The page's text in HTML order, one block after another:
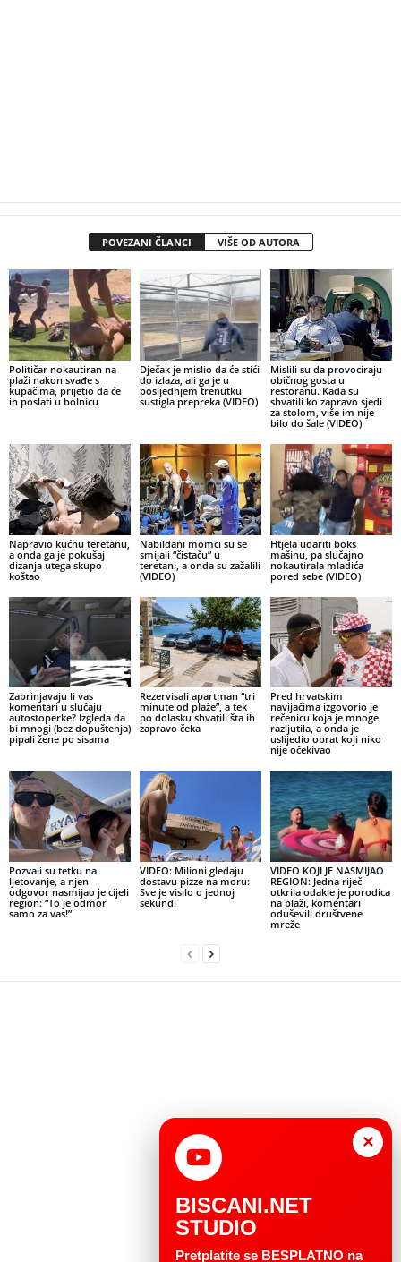
POVEZANI ČLANCI VIŠE OD AUTORA
Političar nokautiran na
plaži nakon svađe s
kupačima, prijetio da će
ih poslati u bolnicu
Dječak je mislio da će stići
do izlaza, ali ga je u
posljednjem trenutku
sustigla prepreka (VIDEO)
Mislili su da provociraju
običnog gosta u
restoranu. Kada su
shvatili ko zapravo sjedi
za stolom, više im nije
bilo do šale (VIDEO)
Napravio kućnu teretanu,
a onda ga je pokušaj
dizanja utega skupo
koštao
Nabildani momci su se
smijali “čistaču” u
teretani, a onda su zažalili
(VIDEO)
Htjela udariti boks
mašinu, pa slučajno
nokautirala mladića
pored sebe (VIDEO)
Zabrinjavaju li vas
komentari u slučaju
autostoperke? Izgleda da
bi mnogi (bez dopuštenja)
pipali žene po sisama
Rezervisali apartman “tri
minute od plaže”, a tek
po dolasku shvatili šta ih
zapravo čeka
Pred hrvatskim
navijačima izgovorio je
rečenicu koja je mnoge
razljutila, a onda je
uslijedio obrat koji niko
nije očekivao
Pozvali su tetku na
ljetovanje, a njen
odgovor nasmijao je cijeli
region: “To je odmor
samo za vas!”
VIDEO: Milioni gledaju
dostavu pizze na moru:
Sve je visilo o jednoj
sekundi
VIDEO KOJI JE NASMIJAO
REGION: Jedna riječ
otkrila odakle je porodica
na plaži, komentari
oduševili društvene
mreže
×
BISCANI.NET
STUDIO
Pretplatite se BESPLATNO na